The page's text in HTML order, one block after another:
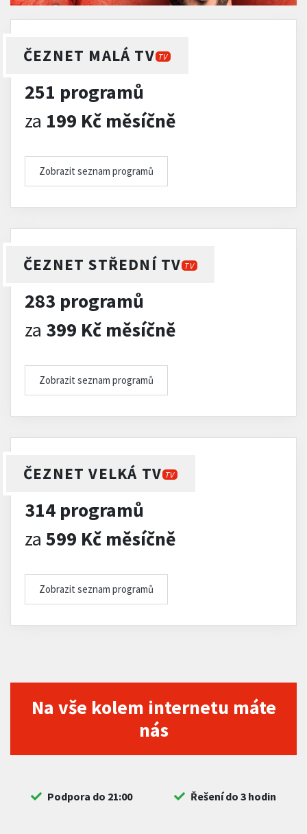
ČEZNET MALÁ TV TV
251 programů
za 199 Kč měsíčně
Zobrazit seznam programů
ČEZNET STŘEDNÍ TV TV
283 programů
za 399 Kč měsíčně
Zobrazit seznam programů
ČEZNET VELKÁ TV TV
314 programů
za 599 Kč měsíčně
Zobrazit seznam programů
Na vše kolem internetu máte
nás
Podpora do 21:00 Řešení do 3 hodin